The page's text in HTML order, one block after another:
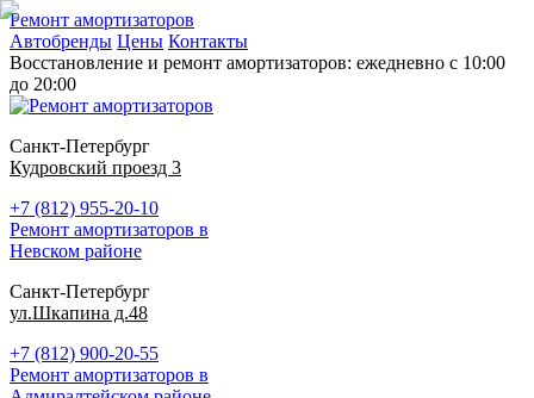
Ремонт амортизаторов
Автобренды Цены Контакты
Восстановление и ремонт амортизаторов: ежедневно с 10:00
до 20:00
Санкт-Петербург
Кудровский проезд 3
+7 (812) 955-20-10
Ремонт амортизаторов в
Невском районе
Санкт-Петербург
ул.Шкапина д.48
+7 (812) 900-20-55
Ремонт амортизаторов в